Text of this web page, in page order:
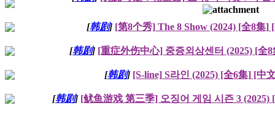
[韩剧] [第8个秀] The 8 Show (2024) [全8集]
[韩剧] [重症外伤中心] 중증외상센터 (2025) [全
[韩剧] [S-line] S라인 (2025) [全6集] [中
[韩剧] [鱿鱼游戏 第三季] 오징어 게임 시즌 3 (2025)